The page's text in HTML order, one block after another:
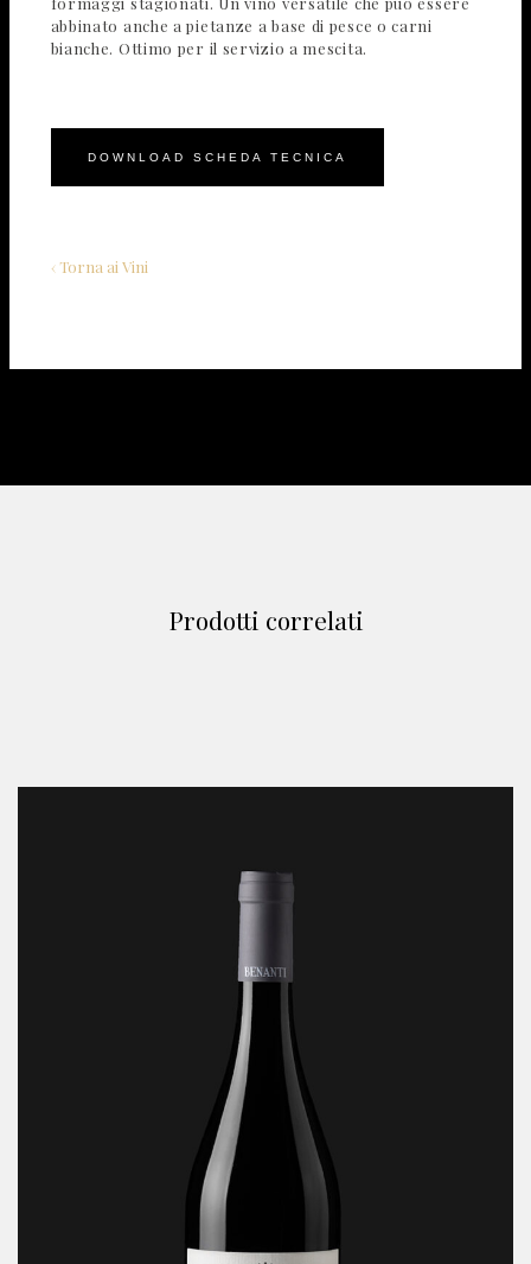
abbinato anche a pietanze a base di pesce o carni
bianche. Ottimo per il servizio a mescita.
DOWNLOAD SCHEDA TECNICA
‹ Torna ai Vini
Prodotti correlati